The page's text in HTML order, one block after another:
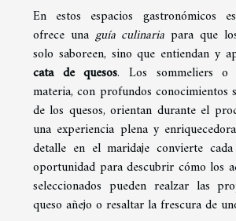
En estos espacios gastronómicos
ofrece una guía culinaria para que
solo saboreen, sino que entiendan y
cata de quesos. Los sommeliers
materia, con profundos conocimientos
de los quesos, orientan durante el
una experiencia plena y
detalle en el maridaje convierte
oportunidad para descubrir cómo los
seleccionados pueden realzar las
queso añejo o resaltar la frescura de